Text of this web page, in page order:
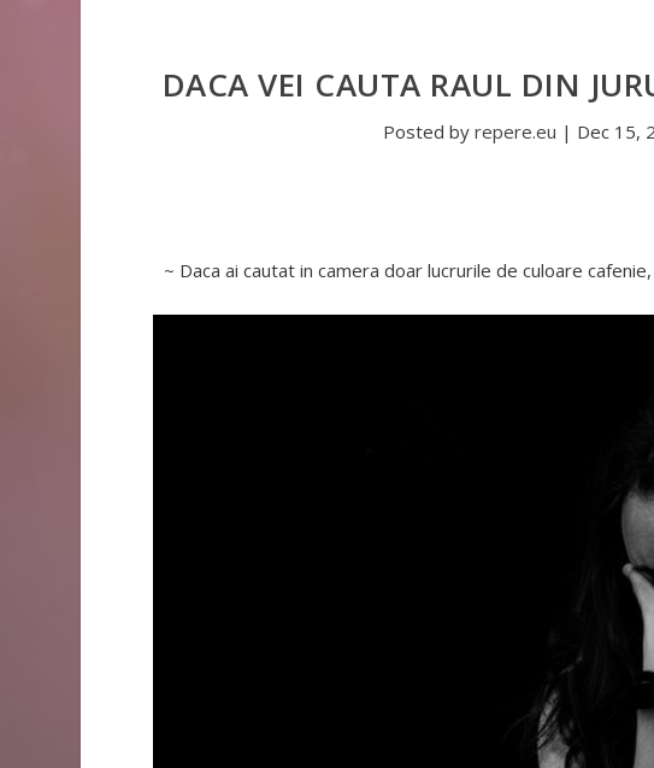
DACA VEI CAUTA RAUL DIN
Posted by repere.eu | Dec 15,
~ Daca ai cautat in camera doar lucrurile de culoare